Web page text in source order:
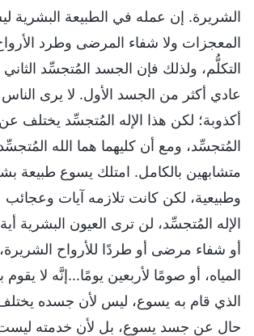
الشريرة. إن عمله في الطبيعة البشرية
المعجزات ولا شفاء المرضى وطرد
التكلُّم، ولذلك فإن الجسد المُتجسِّد الثاني
عادي أكثر من الجسد الأول. لا يرى
أكذوبة؛ لكن هذا الإله المُتجسِّد يختلف
المُتجسِّد، ومع أن كليهما هما الله
متشابهين بالكامل. امتلك يسوع طبيعة
وطبيعية، لكن كانت تلازمه آيات
الإله المُتجسِّد، لن ترى العيون البشرية
أو شفاء مرضى أو طردًا للأرواح
المياه، أو صومًا لأربعين يومًا...إنَّه لا
الذي قام به يسوع، ليس لأن جسده
حال عن جسد يسوع، بل لأن خدمته